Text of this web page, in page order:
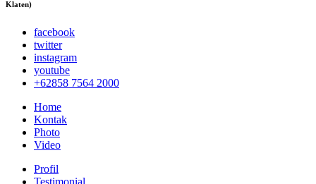
Klaten)
facebook
twitter
instagram
youtube
+62858 7564 2000
Home
Kontak
Photo
Video
Profil
Testimonial